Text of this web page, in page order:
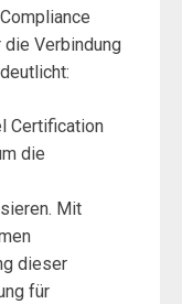
Verbindung
Certification
die
Mit
dieser
für